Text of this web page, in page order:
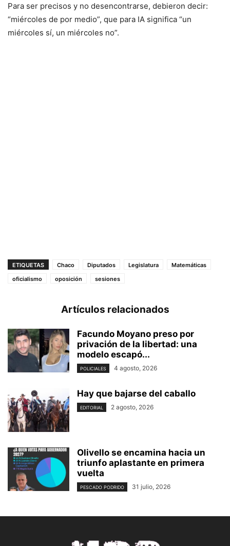
Para ser precisos y no desencontrarse, debieron decir:
“miércoles de por medio”, que para IA significa “un
miércoles sí, un miércoles no”.
ETIQUETAS Chaco Diputados Legislatura
Matemáticas
oficialismo
oposición sesiones
Artículos relacionados
Facundo Moyano preso por
privación de la libertad: una
modelo escapó...
POLICIALES 4 agosto, 2026
Hay que bajarse del caballo
EDITORIAL 2 agosto, 2026
Olivello se encamina hacia un
triunfo aplastante en primera
vuelta
PESCADO PODRIDO 31 julio, 2026